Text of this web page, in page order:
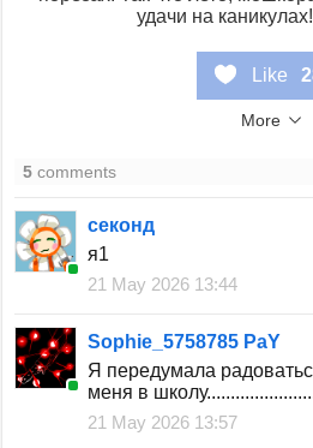
удачи на каникулах!
Like
More
5 comments
секонд
я1
21 May 2026 13:44
Sophie_5758785 PaY
Я передумала
меня в
21 May 2026 13:57